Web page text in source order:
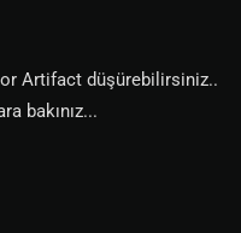
Artifact düşürebilirsiniz..
bakınız...